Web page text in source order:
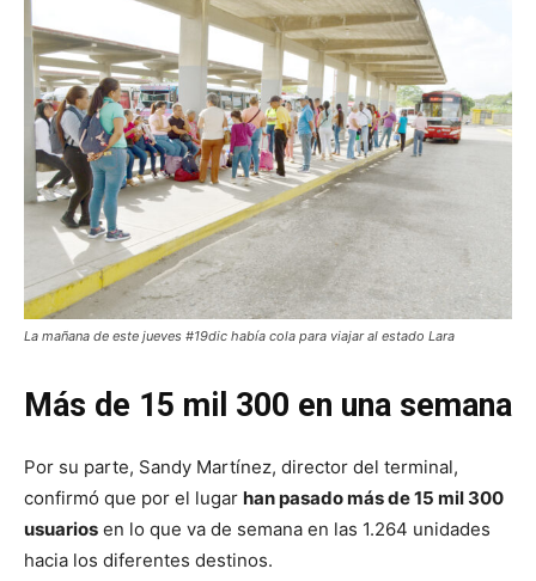
La mañana de este jueves #19dic había cola para viajar al estado Lara
Más de 15 mil 300 en una semana
Por su parte, Sandy Martínez, director del terminal,
confirmó que por el lugar han pasado más de 15 mil 300
usuarios en lo que va de semana en las 1.264 unidades
hacia los diferentes destinos.